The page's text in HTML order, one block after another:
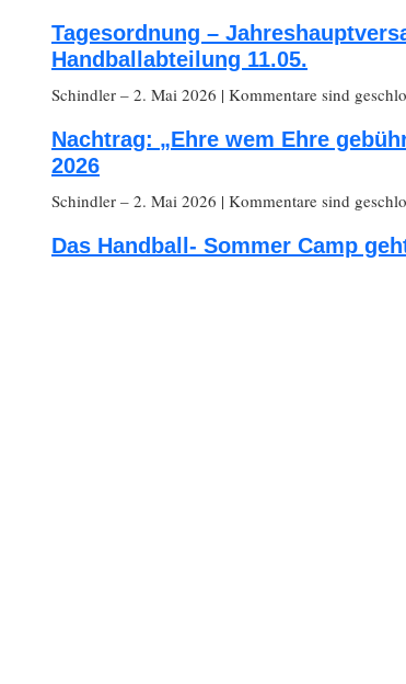
Tagesordnung –
Handballabteilung 11.05.
Schindler – 2. Mai 2026 | Kommentare sind
Nachtrag: „Ehre wem Ehre
2026
Schindler – 2. Mai 2026 | Kommentare sind
Das Handball- Sommer Camp